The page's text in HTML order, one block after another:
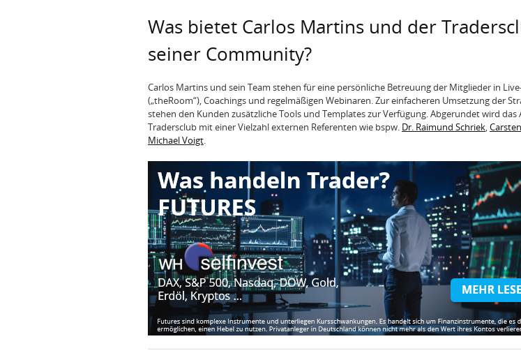
Was bietet Carlos Martins und der
seiner Community?
Carlos Martins und sein Team stehen für eine persönliche Betreuung der Mitglieder in
(„theRoom“), Coachings und regelmäßigen Webinaren. Zur einfacheren Umsetzung der
stehen den Kunden zusätzliche Tools und Templates zur Verfügung. Abgerundet wird das
Tradersclub mit einer Vielzahl externen Referenten wie bspw. Dr. Raimund Schriek,
Michael Voigt.